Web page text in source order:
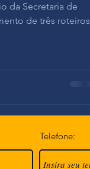
da Secretaria de
de três roteiros
Telefone: